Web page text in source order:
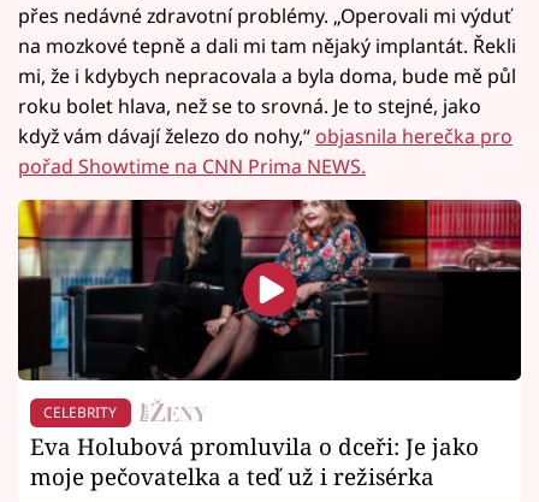
přes nedávné zdravotní problémy. „Operovali mi výduť
na mozkové tepně a dali mi tam nějaký implantát. Řekli
mi, že i kdybych nepracovala a byla doma, bude mě půl
roku bolet hlava, než se to srovná. Je to stejné, jako
když vám dávají železo do nohy,“ objasnila herečka pro
pořad Showtime na CNN Prima NEWS.
CELEBRITY
Eva Holubová promluvila o dceři: Je jako
moje pečovatelka a teď už i režisérka